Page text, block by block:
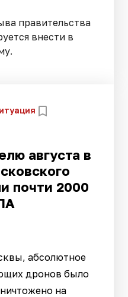
правительства
внести в
августа в
почти 2000
абсолютное
дронов было
на